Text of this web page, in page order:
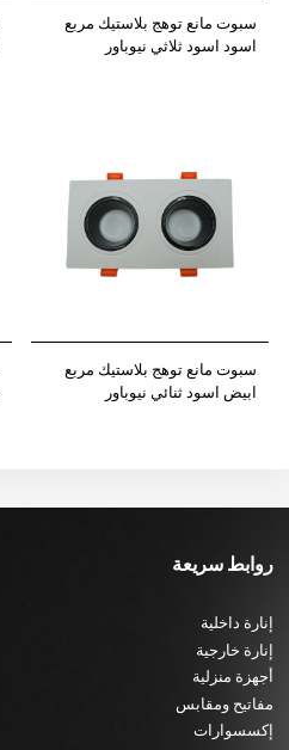
سبوت مانع توهج بلاستيك مربع
اسود اسود ثلاثي نيوباور
سبوت مانع توهج بلاستيك مربع
ابيض اسود ثنائي نيوباور
روابط سريعة
إنارة داخلية
إنارة خارجية
أجهزة منزلية
مفاتيح ومقابس
إكسسوارات